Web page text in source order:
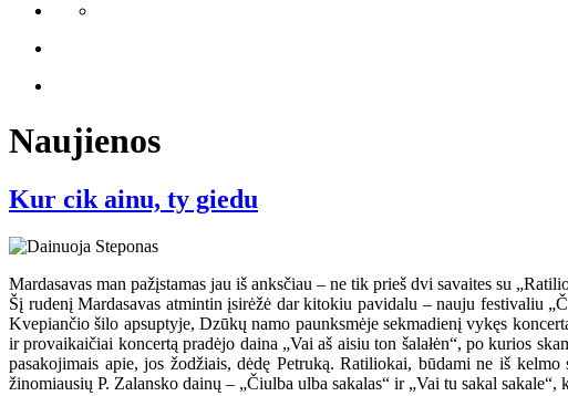
Naujienos
Kur cik ainu, ty giedu
Mardasavas man pažįstamas jau iš anksčiau – ne tik prieš dvi savaites su
Šį rudenį Mardasavas atmintin įsirėžė dar kitokiu pavidalu – nauju festivaliu
Kvepiančio šilo apsuptyje, Dzūkų namo paunksmėje sekmadienį vykęs
ir provaikaičiai koncertą pradėjo daina „Vai aš aisiu ton šalałėn“, po kurios
pasakojimais apie, jos žodžiais, dėdę Petruką. Ratiliokai, būdami ne iš
žinomiausių P. Zalansko dainų – „Čiulba ulba sakalas“ ir „Vai tu sakal